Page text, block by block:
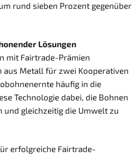
rund sieben Prozent gegenüber
Lösungen
mit Fairtrade-Prämien
aus Metall für zwei Kooperativen
häufig in die
Technologie dabei, die Bohnen
gleichzeitig die Umwelt zu
erfolgreiche Fairtrade-